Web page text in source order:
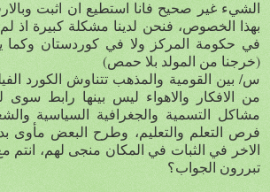
الشيء غير صحيح فانا استطيع ان اثبت
بهذا الخصوص، فنحن لدينا مشكلة كبيرة
في حكومة المركز ولا في كوردستان وكما
(خرجنا من المولد بلا حمص)
س/ بين القومية والمذهب تتناوش الكورد
من الافكار والاهواء ليس بينها رابط سوى
مشاكل التسمية والجغرافية السياسية
فرص التعلم والتعليم، وطرح البعض مأوى
الاخر في الثبات في المكان منجى لهم، انتم
تبررون الجواب؟